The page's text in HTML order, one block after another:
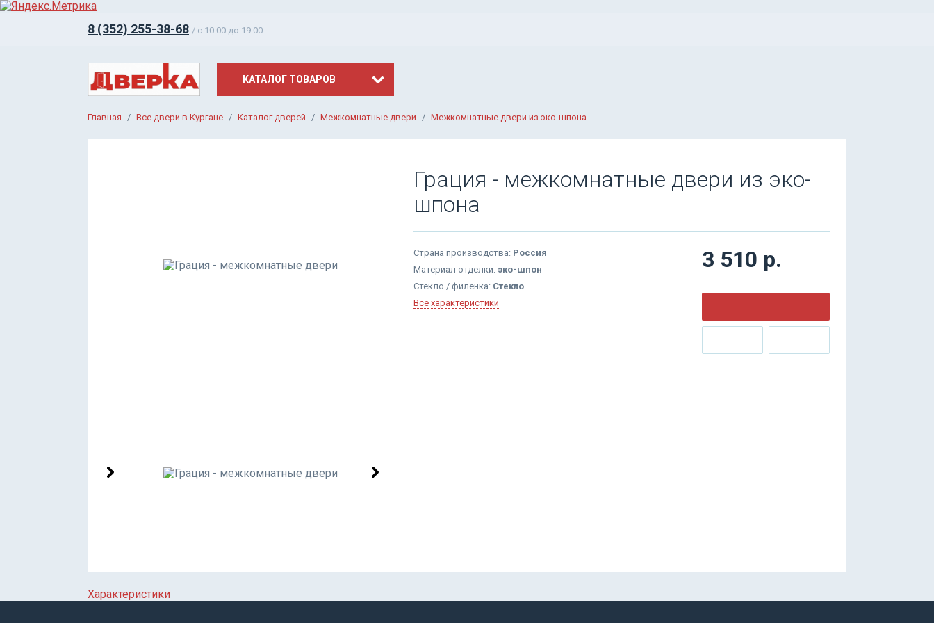
8 (352) 255-38-68 / c 10:00 до 19:00
КАТАЛОГ ТОВАРОВ
Главная Все двери в Кургане Каталог дверей Межкомнатные двери Межкомнатные двери из эко-шпона
Грация - межкомнатные двери из эко-
шпона
Страна производства: Россия
Материал отделки: эко-шпон
Стекло / филенка: Стекло
Все характеристики
3 510 р.
Характеристики